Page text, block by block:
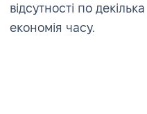
відсутності по
економія часу.